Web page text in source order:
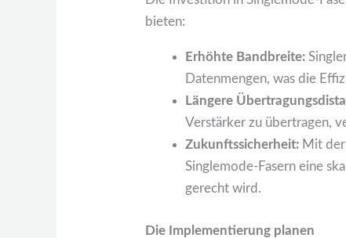
bieten:
Erhöhte Bandbreite:
Datenmengen, was die
Längere
Verstärker zu übertragen,
Zukunftssicherheit: Mit
Singlemode-Fasern eine
gerecht wird.
Die Implementierung planen